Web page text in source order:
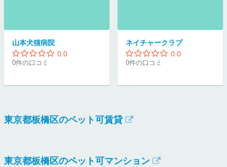
山本犬猫病院
0.0
0件の口コミ
ネイチャークラブ
0.0
0件の口コミ
東京都板橋区のペット可賃貸
東京都板橋区のペット可マンション